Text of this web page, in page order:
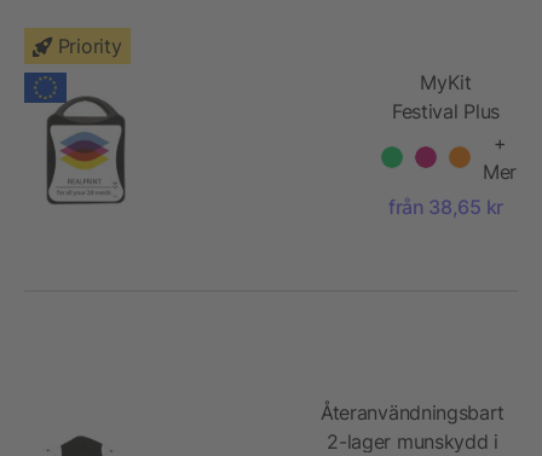
Priority
MyKit
Festival Plus
+
Mer
från 38,65 kr
Återanvändningsbart
2-lager munskydd i